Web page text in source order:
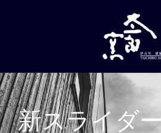
新スライダ